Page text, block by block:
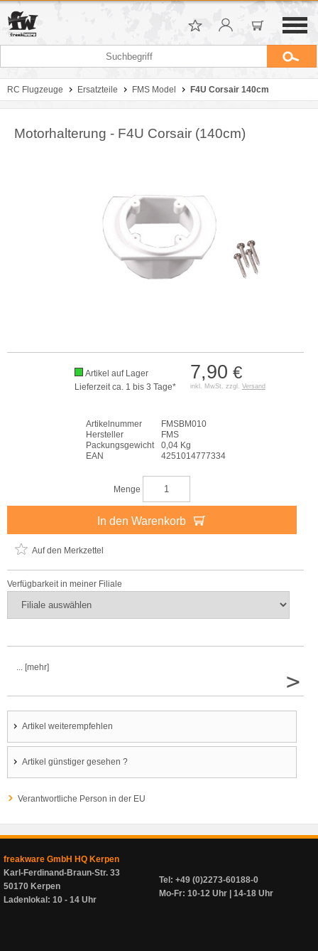
RC Flugzeuge Ersatzteile FMS Model F4U Corsair 140cm
Motorhalterung - F4U Corsair (140cm)
7,90 €
inkl. MwSt. zzgl. Versand
Artikel auf Lager
Lieferzeit ca. 1 bis 3 Tage*
Artikelnummer
FMSBM010
Hersteller
FMS
Packungsgewicht
0,04 Kg
EAN
4251014777334
Menge
In den Warenkorb
Auf den Merkzettel
Verfügbarkeit in meiner Filiale
... [mehr]
>
Artikel weiterempfehlen
Artikel günstiger gesehen ?
Verantwortliche Person in der EU
freakware GmbH HQ Kerpen
Karl-Ferdinand-Braun-Str. 33
50170 Kerpen
Ladenlokal: 10 - 14 Uhr
Tel: +49 (0)2273-60188-0
Mo-Fr: 10-12 Uhr | 14-18 Uhr